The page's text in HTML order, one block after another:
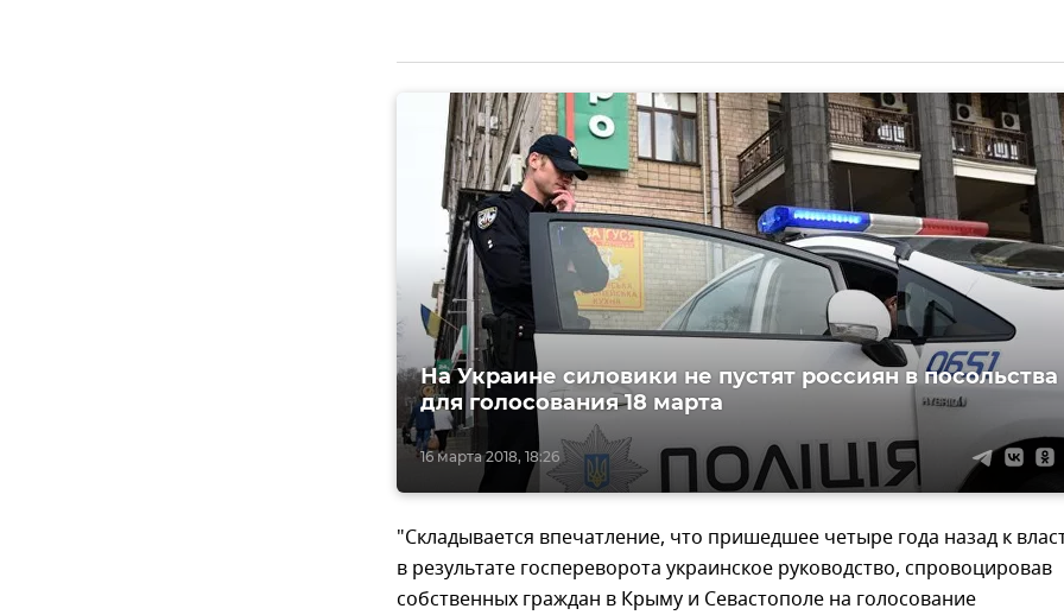
16 марта 2018, 18:26
На Украине силовики не пустят россиян в посольства
для голосования 18 марта
"Складывается впечатление, что пришедшее четыре года назад к
в результате госпереворота украинское руководство, спровоцировав
собственных граждан в Крыму и Севастополе на голосование